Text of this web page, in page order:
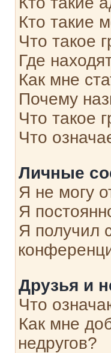
Кто такие
Что такое
Где
Как мне
Почему
Что такое
Что
Личные
Я не могу
Я
Я получил
Друзья и
Что
Как мне
недругов?